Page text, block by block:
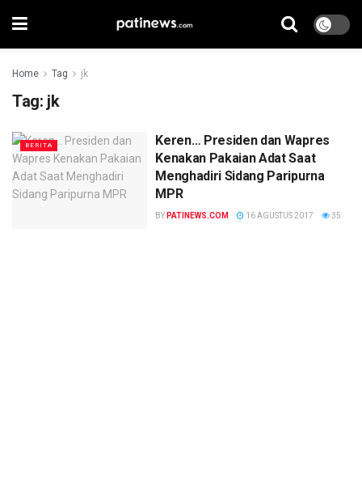
Home Tag jk
Tag: jk
BERITA
Keren… Presiden dan Wapres
Kenakan Pakaian Adat Saat
Menghadiri Sidang Paripurna
MPR
BY PATINEWS.COM 16 AGUSTUS 2017 35